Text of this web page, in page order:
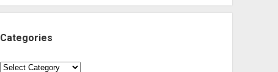
Categories
Categories